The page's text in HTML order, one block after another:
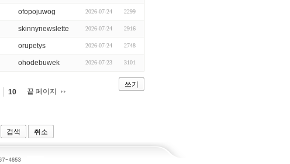
ofopojuwog 2026-07-24 2299
skinnynewslette 2026-07-24 2916
orupetys 2026-07-24 2748
ohodebuwek 2026-07-23 3101
쓰기
10 끝 페이지
검색 취소